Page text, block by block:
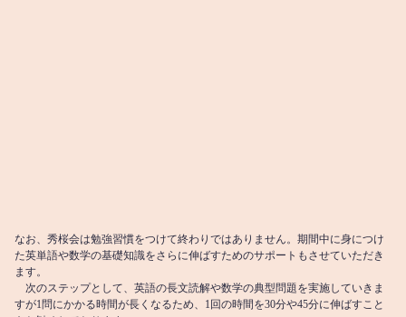
なお、秀桜会は勉強習慣をつけて終わりではありません。期間中に身につけ
た英単語や数学の基礎知識をさらに伸ばすためのサポートもさせていただき
ます。
次のステップとして、英語の長文読解や数学の典型問題を実施していきま
すが1問にかかる時間が長くなるため、1回の時間を30分や45分に伸ばすこと